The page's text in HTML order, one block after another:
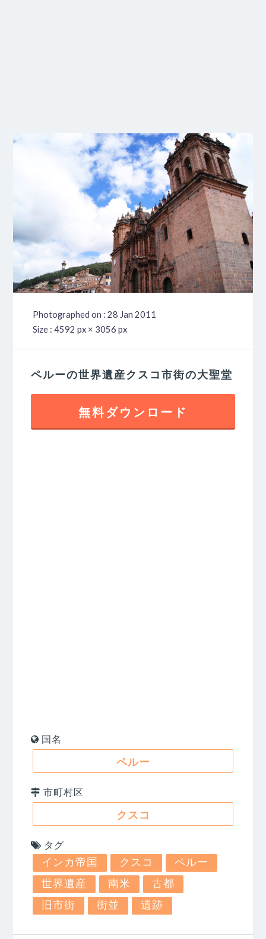
Photographed on : 28 Jan 2011
Size : 4592 px × 3056 px
ペルーの世界遺産クスコ市街の大聖堂
無料ダウンロード
国名
ペルー
市町村区
クスコ
タグ
インカ帝国 クスコ
ペルー
世界遺産
南米
古都
旧市街
街並 遺跡